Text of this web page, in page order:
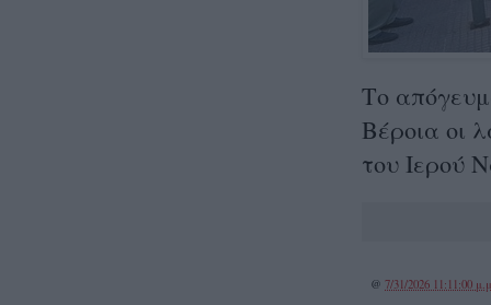
Tο
Βέροια οι
του Ιερού
@ 7/31/2026 11:11:00